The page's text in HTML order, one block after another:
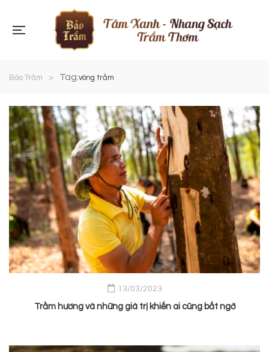
Bảo Trầm > Tag:vòng trầm
13/03/2023
Trầm hương và những giá trị khiến ai cũng bất ngờ